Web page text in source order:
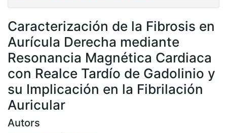
Caracterización de la Fibrosis en
Aurícula Derecha mediante
Resonancia Magnética Cardiaca
con Realce Tardío de Gadolinio y
su Implicación en la Fibrilación
Auricular
Autors